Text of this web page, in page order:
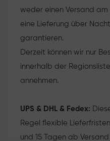
weder einen Versand
eine Lieferung über
garantieren.
Derzeit können wir nur
innerhalb der
annehmen.
UPS & DHL & Fedex:
Regel flexible
und 15 Tagen ab